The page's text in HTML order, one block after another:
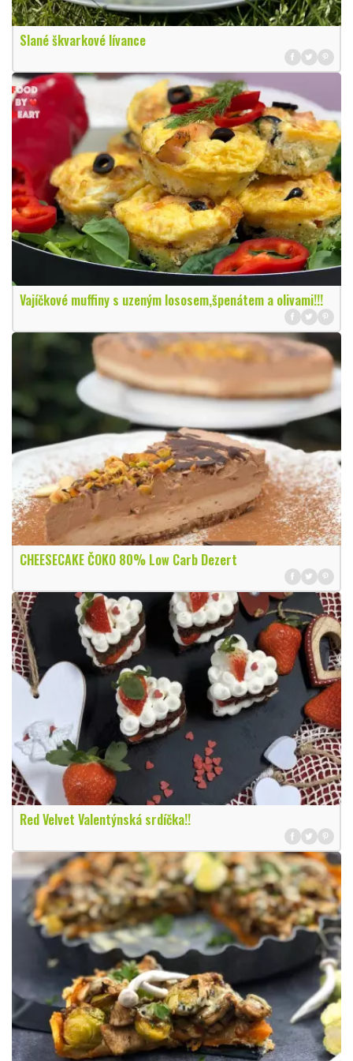
Slané škvarkové lívance
Vajíčkové muffiny s uzeným lososem,špenátem a olivami!!!
CHEESECAKE ČOKO 80% Low Carb Dezert
Red Velvet Valentýnská srdíčka!!